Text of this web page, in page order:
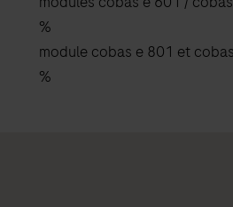
%
module cobas e 801 et
%